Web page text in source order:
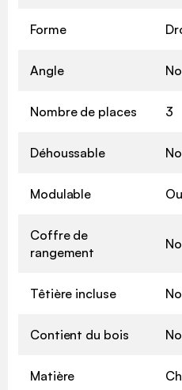
Forme
Angle
Nombre de places 3
Déhoussable
Modulable
Coffre de
rangement
Têtière incluse
Contient du bois
Matière